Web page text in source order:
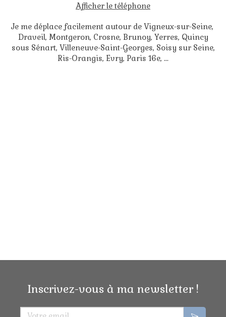
Afficher le téléphone
Je me déplace facilement autour de Vigneux-sur-Seine,
Draveil, Montgeron, Crosne, Brunoy, Yerres, Quincy
sous Sénart, Villeneuve-Saint-Georges, Soisy sur Seine,
Ris-Orangis, Evry, Paris 16e, ...
Inscrivez-vous à ma newsletter !
Votre email